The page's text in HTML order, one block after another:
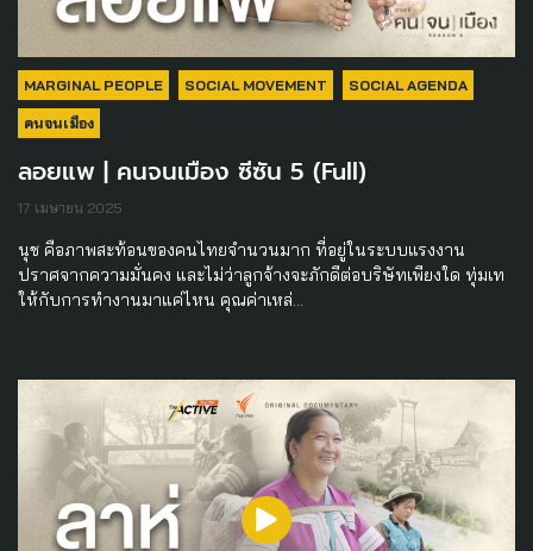
MARGINAL PEOPLE SOCIAL MOVEMENT SOCIAL AGENDA
คนจนเมือง
ลอยแพ | คนจนเมือง ซีซัน 5 (Full)
17 เมษายน 2025
นุช คือภาพสะท้อนของคนไทยจำนวนมาก ที่อยู่ในระบบแรงงาน
ปราศจากความมั่นคง และไม่ว่าลูกจ้างจะภักดีต่อบริษัทเพียงใด ทุ่มเท
ให้กับการทำงานมาแค่ไหน คุณค่าเหล่…